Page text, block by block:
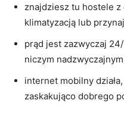
znajdziesz tu hostele
klimatyzacją lub
prąd jest zazwyczaj
niczym
internet mobilny
zaskakująco dobrego